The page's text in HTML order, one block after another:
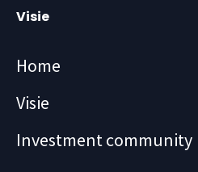
Visie
Home
Visie
Investment community